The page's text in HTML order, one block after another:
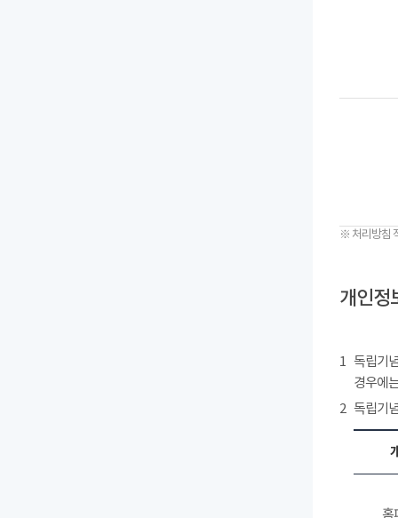
※ 처리방침
개인정
1 독립기
경우에
2 독립기
홈